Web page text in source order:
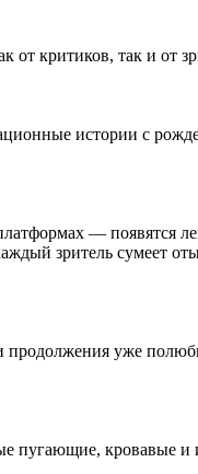
критиков, так и от
истории с
— появятся
зритель сумеет
продолжения уже
пугающие, кровавые